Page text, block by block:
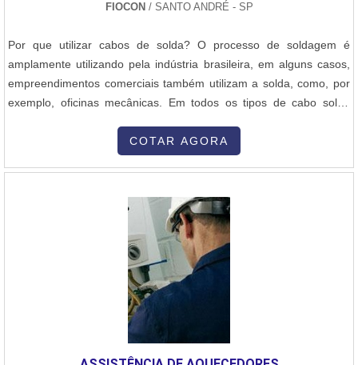
FIOCON / SANTO ANDRÉ - SP
Por que utilizar cabos de solda? O processo de soldagem é
amplamente utilizando pela indústria brasileira, em alguns casos,
empreendimentos comerciais também utilizam a solda, como, por
exemplo, oficinas mecânicas. Em todos os tipos de cabo solda
alimentado eletricamente, porém, os cabos comuns não são
COTAR AGORA